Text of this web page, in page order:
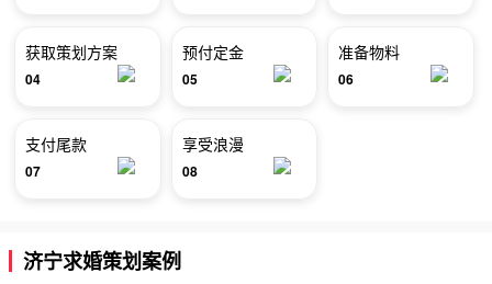
获取策划方案
04
预付定金
05
准备物料
06
支付尾款
07
享受浪漫
08
济宁求婚策划案例